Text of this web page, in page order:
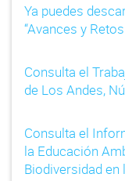
Ya puedes
“Avances y
Consulta el
de Los Andes,
Consulta el
la Educación
Biodiversidad en